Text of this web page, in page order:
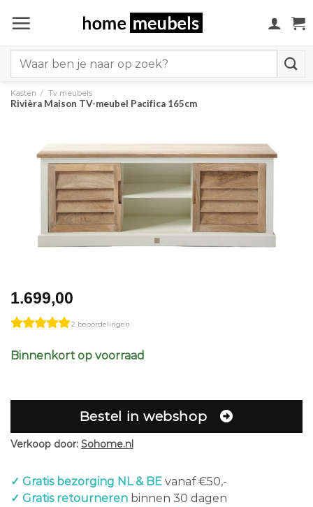
naar
for:
Kasten / Tv meubels
Rivièra Maison TV-meubel Pacifica 165cm
1.699,00
2 beoordelingen
Binnenkort op voorraad
Bestel in webshop
Verkoop door: Sohome.nl
✓ Gratis bezorging NL & BE vanaf €50,-
✓ Gratis retourneren binnen 30 dagen